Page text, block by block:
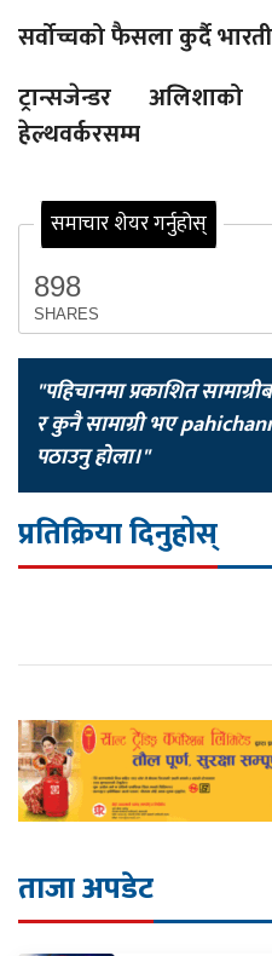
सर्वोच्चको फैसला कुर्दै
ट्रान्सजेन्डर
हेल्थवर्करसम्म
समाचार शेयर गर्नुहोस्
898
SHARES
"पहिचानमा प्रकाशित
र कुनै सामाग्री भए
पठाउनु होला।"
प्रतिक्रिया दिनुहोस्
ताजा अपडेट